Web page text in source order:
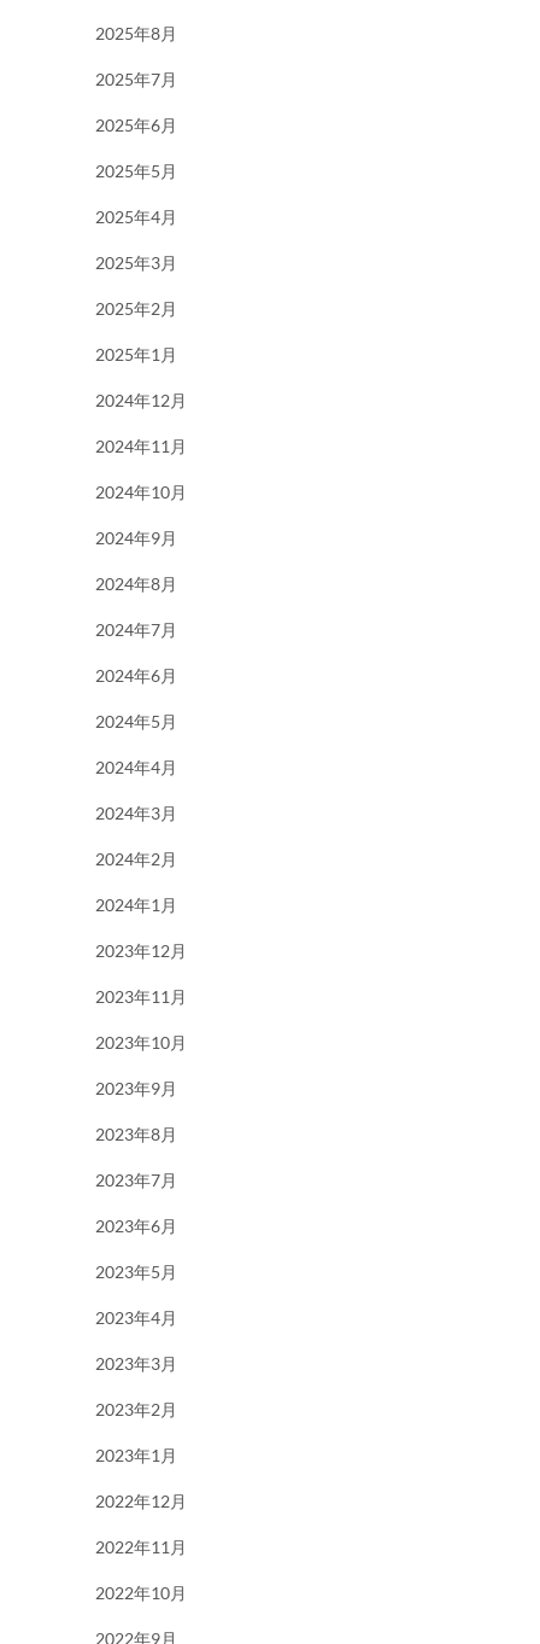
2025年8月
2025年7月
2025年6月
2025年5月
2025年4月
2025年3月
2025年2月
2025年1月
2024年12月
2024年11月
2024年10月
2024年9月
2024年8月
2024年7月
2024年6月
2024年5月
2024年4月
2024年3月
2024年2月
2024年1月
2023年12月
2023年11月
2023年10月
2023年9月
2023年8月
2023年7月
2023年6月
2023年5月
2023年4月
2023年3月
2023年2月
2023年1月
2022年12月
2022年11月
2022年10月
2022年9月